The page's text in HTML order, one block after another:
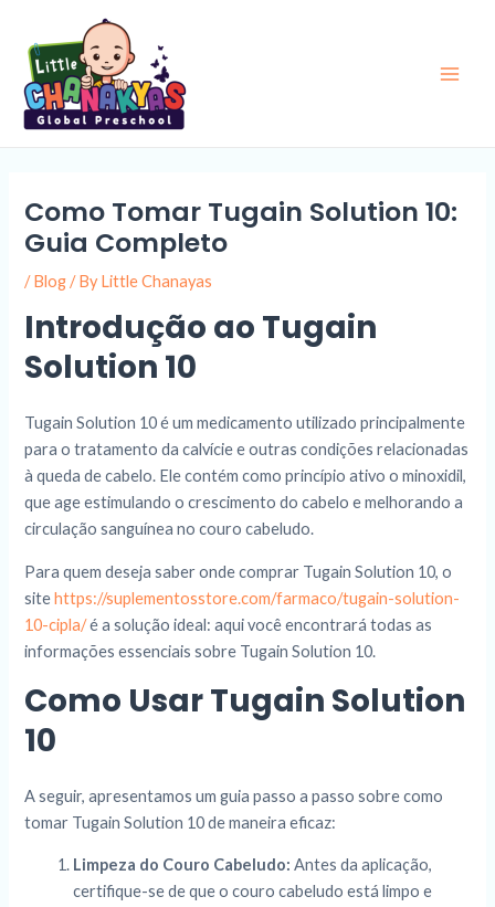
content
Como Tomar Tugain Solution 10:
Guia Completo
/Blog/ ByLittle Chanayas
Introdução ao Tugain
Solution 10
Tugain Solution 10 é um medicamento utilizado principalmente
para o tratamento da calvície e outras condições relacionadas
à queda de cabelo. Ele contém como princípio ativo o minoxidil,
que age estimulando o crescimento do cabelo e melhorando a
circulação sanguínea no couro cabeludo.
Para quem deseja saber onde comprar Tugain Solution 10, o
sitehttps://suplementosstore.com/farmaco/tugain-solution-
10-cipla/é a solução ideal: aqui você encontrará todas as
informações essenciais sobre Tugain Solution 10.
Como Usar Tugain Solution
10
A seguir, apresentamos um guia passo a passo sobre como
tomar Tugain Solution 10 de maneira eficaz:
Limpeza do Couro Cabeludo: Antes da aplicação,
certifique-se de que o couro cabeludo está limpo e
navigation